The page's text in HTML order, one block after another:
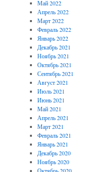
Май 2022
Апрель 2022
Март 2022
Февраль 2022
Январь 2022
Декабрь 2021
Ноябрь 2021
Октябрь 2021
Сентябрь 2021
Август 2021
Июль 2021
Июнь 2021
Май 2021
Апрель 2021
Март 2021
Февраль 2021
Январь 2021
Декабрь 2020
Ноябрь 2020
Октябрь 2020